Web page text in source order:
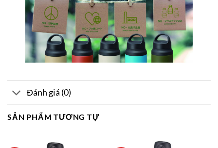
Đánh giá (0)
SẢN PHẨM TƯƠNG TỰ